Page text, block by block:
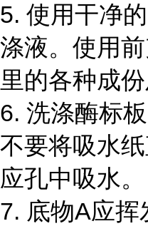
5. 使用干净
涤液。使用
里的各种成份
6. 洗涤酶标
不要将吸水
应孔中吸水。
7. 底物A应挥